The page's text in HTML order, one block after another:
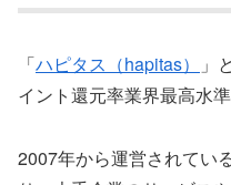
「ハピタス（hapitas）
」
イント還元率業界最高水
2007年から運営されてい